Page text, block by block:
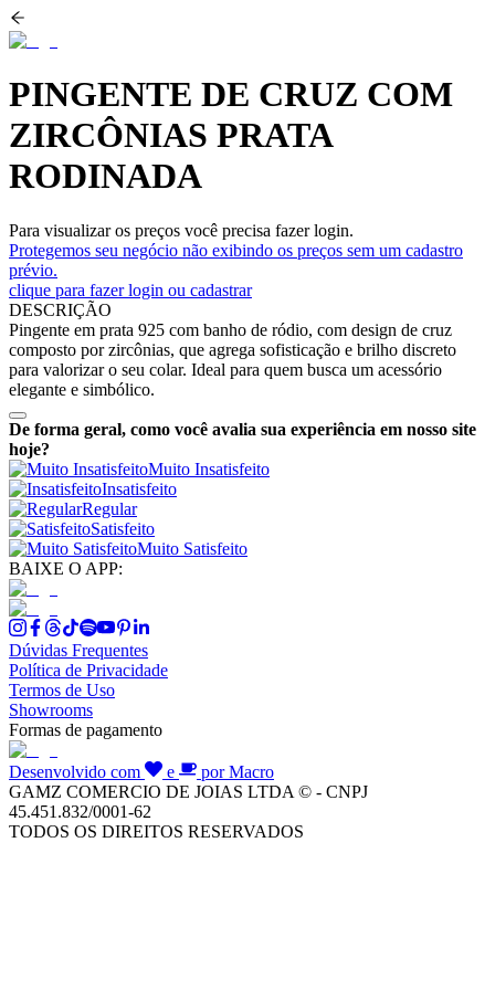
PINGENTE DE CRUZ COM
ZIRCÔNIAS PRATA
RODINADA
Para visualizar os preços você precisa fazer login.
Protegemos seu negócio não exibindo os preços sem um cadastro
prévio.
clique para fazer login ou cadastrar
DESCRIÇÃO
Pingente em prata 925 com banho de ródio, com design de cruz
composto por zircônias, que agrega sofisticação e brilho discreto
para valorizar o seu colar. Ideal para quem busca um acessório
elegante e simbólico.
De forma geral, como você avalia sua experiência em nosso site
hoje?
Muito Insatisfeito
Insatisfeito
Regular
Satisfeito
Muito Satisfeito
BAIXE O APP:
Dúvidas Frequentes
Política de Privacidade
Termos de Uso
Showrooms
Formas de pagamento
Desenvolvido com e
por Macro
GAMZ COMERCIO DE JOIAS LTDA © - CNPJ
45.451.832/0001-62
TODOS OS DIREITOS RESERVADOS